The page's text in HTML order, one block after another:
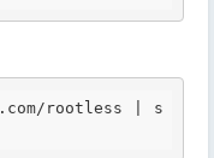
.com/rootless | s